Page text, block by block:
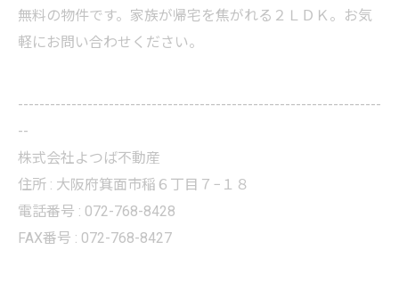
無料の物件です。家族が帰宅を焦がれる２ＬＤＫ。お気
軽にお問い合わせください。
--------------------------------------------------------------------
--
株式会社よつば不動産
住所 : 大阪府箕面市稲６丁目７−１８
電話番号 : 072-768-8428
FAX番号 : 072-768-8427